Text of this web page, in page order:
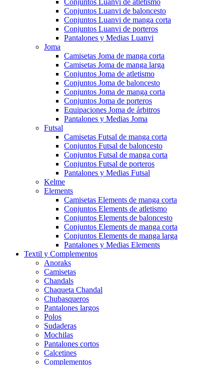
Conjuntos Luanvi de atletismo
Conjuntos Luanvi de baloncesto
Conjuntos Luanvi de manga corta
Conjuntos Luanvi de porteros
Pantalones y Medias Luanvi
Joma
Camisetas Joma de manga corta
Camisetas Joma de manga larga
Conjuntos Joma de atletismo
Conjuntos Joma de baloncesto
Conjuntos Joma de manga corta
Conjuntos Joma de porteros
Equipaciones Joma de árbitros
Pantalones y Medias Joma
Futsal
Camisetas Futsal de manga corta
Conjuntos Futsal de baloncesto
Conjuntos Futsal de manga corta
Conjuntos Futsal de porteros
Pantalones y Medias Futsal
Kelme
Elements
Camisetas Elements de manga corta
Conjuntos Elements de atletismo
Conjuntos Elements de baloncesto
Conjuntos Elements de manga corta
Conjuntos Elements de manga larga
Pantalones y Medias Elements
Textil y Complementos
Anoraks
Camisetas
Chandals
Chaqueta Chandal
Chubasqueros
Pantalones largos
Polos
Sudaderas
Mochilas
Pantalones cortos
Calcetines
Complementos